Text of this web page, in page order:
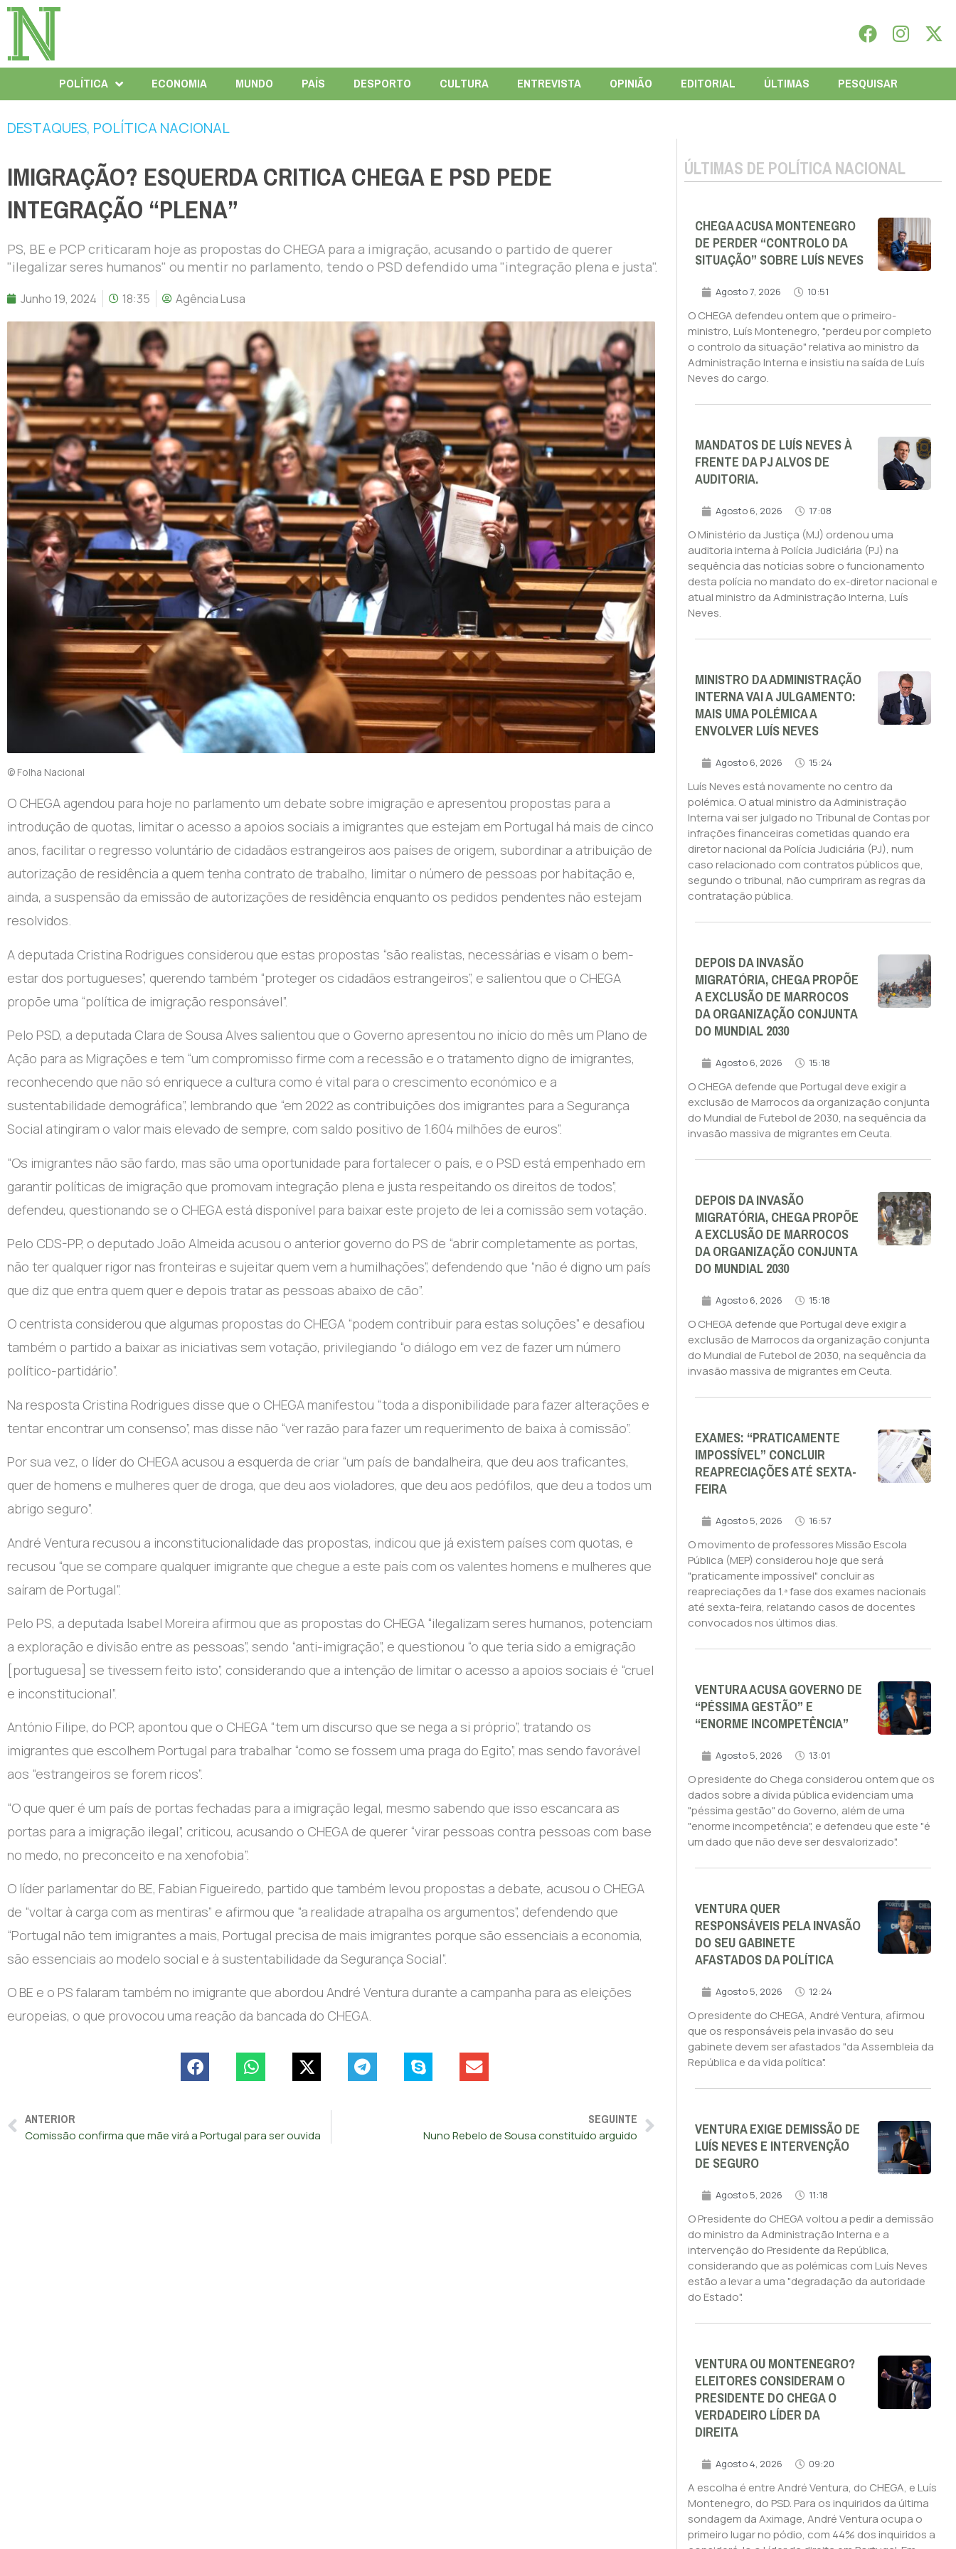
POLÍTICA ECONOMIA MUNDO PAÍS DESPORTO CULTURA ENTREVISTA OPINIÃO EDITORIAL ÚLTIMAS PESQUISAR
DESTAQUES, POLÍTICA NACIONAL
IMIGRAÇÃO? ESQUERDA CRITICA CHEGA E PSD PEDE
INTEGRAÇÃO “PLENA”
PS, BE e PCP criticaram hoje as propostas do CHEGA para a imigração, acusando o partido de querer
"ilegalizar seres humanos" ou mentir no parlamento, tendo o PSD defendido uma "integração plena e justa".
Junho 19, 2024 18:35 Agência Lusa
© Folha Nacional
O CHEGA agendou para hoje no parlamento um debate sobre imigração e apresentou propostas para a
introdução de quotas, limitar o acesso a apoios sociais a imigrantes que estejam em Portugal há mais de cinco
anos, facilitar o regresso voluntário de cidadãos estrangeiros aos países de origem, subordinar a atribuição de
autorização de residência a quem tenha contrato de trabalho, limitar o número de pessoas por habitação e,
ainda, a suspensão da emissão de autorizações de residência enquanto os pedidos pendentes não estejam
resolvidos.
A deputada Cristina Rodrigues considerou que estas propostas “são realistas, necessárias e visam o bem-
estar dos portugueses”, querendo também “proteger os cidadãos estrangeiros”, e salientou que o CHEGA
propõe uma “política de imigração responsável”.
Pelo PSD, a deputada Clara de Sousa Alves salientou que o Governo apresentou no início do mês um Plano de
Ação para as Migrações e tem “um compromisso firme com a recessão e o tratamento digno de imigrantes,
reconhecendo que não só enriquece a cultura como é vital para o crescimento económico e a
sustentabilidade demográfica”, lembrando que “em 2022 as contribuições dos imigrantes para a Segurança
Social atingiram o valor mais elevado de sempre, com saldo positivo de 1.604 milhões de euros”.
“Os imigrantes não são fardo, mas são uma oportunidade para fortalecer o país, e o PSD está empenhado em
garantir políticas de imigração que promovam integração plena e justa respeitando os direitos de todos”,
defendeu, questionando se o CHEGA está disponível para baixar este projeto de lei a comissão sem votação.
Pelo CDS-PP, o deputado João Almeida acusou o anterior governo do PS de “abrir completamente as portas,
não ter qualquer rigor nas fronteiras e sujeitar quem vem a humilhações”, defendendo que “não é digno um país
que diz que entra quem quer e depois tratar as pessoas abaixo de cão”.
O centrista considerou que algumas propostas do CHEGA “podem contribuir para estas soluções” e desafiou
também o partido a baixar as iniciativas sem votação, privilegiando “o diálogo em vez de fazer um número
político-partidário”.
Na resposta Cristina Rodrigues disse que o CHEGA manifestou “toda a disponibilidade para fazer alterações e
tentar encontrar um consenso”, mas disse não “ver razão para fazer um requerimento de baixa à comissão”.
Por sua vez, o líder do CHEGA acusou a esquerda de criar “um país de bandalheira, que deu aos traficantes,
quer de homens e mulheres quer de droga, que deu aos violadores, que deu aos pedófilos, que deu a todos um
abrigo seguro”.
André Ventura recusou a inconstitucionalidade das propostas, indicou que já existem países com quotas, e
recusou “que se compare qualquer imigrante que chegue a este país com os valentes homens e mulheres que
saíram de Portugal”.
Pelo PS, a deputada Isabel Moreira afirmou que as propostas do CHEGA “ilegalizam seres humanos, potenciam
a exploração e divisão entre as pessoas”, sendo “anti-imigração”, e questionou “o que teria sido a emigração
[portuguesa] se tivessem feito isto”, considerando que a intenção de limitar o acesso a apoios sociais é “cruel
e inconstitucional”.
António Filipe, do PCP, apontou que o CHEGA “tem um discurso que se nega a si próprio”, tratando os
imigrantes que escolhem Portugal para trabalhar “como se fossem uma praga do Egito”, mas sendo favorável
aos “estrangeiros se forem ricos”.
“O que quer é um país de portas fechadas para a imigração legal, mesmo sabendo que isso escancara as
portas para a imigração ilegal”, criticou, acusando o CHEGA de querer “virar pessoas contra pessoas com base
no medo, no preconceito e na xenofobia”.
O líder parlamentar do BE, Fabian Figueiredo, partido que também levou propostas a debate, acusou o CHEGA
de “voltar à carga com as mentiras” e afirmou que “a realidade atrapalha os argumentos”, defendendo que
“Portugal não tem imigrantes a mais, Portugal precisa de mais imigrantes porque são essenciais a economia,
são essenciais ao modelo social e à sustentabilidade da Segurança Social”.
O BE e o PS falaram também no imigrante que abordou André Ventura durante a campanha para as eleições
europeias, o que provocou uma reação da bancada do CHEGA.
ANTERIOR
Comissão confirma que mãe virá a Portugal para ser ouvida
SEGUINTE
Nuno Rebelo de Sousa constituído arguido
ÚLTIMAS DE POLÍTICA NACIONAL
CHEGA ACUSA MONTENEGRO
DE PERDER “CONTROLO DA
SITUAÇÃO” SOBRE LUÍS NEVES
Agosto 7, 2026 10:51
O CHEGA defendeu ontem que o primeiro-
ministro, Luís Montenegro, "perdeu por completo
o controlo da situação" relativa ao ministro da
Administração Interna e insistiu na saída de Luís
Neves do cargo.
MANDATOS DE LUÍS NEVES À
FRENTE DA PJ ALVOS DE
AUDITORIA.
Agosto 6, 2026 17:08
O Ministério da Justiça (MJ) ordenou uma
auditoria interna à Polícia Judiciária (PJ) na
sequência das notícias sobre o funcionamento
desta polícia no mandato do ex-diretor nacional e
atual ministro da Administração Interna, Luís
Neves.
MINISTRO DA ADMINISTRAÇÃO
INTERNA VAI A JULGAMENTO:
MAIS UMA POLÉMICA A
ENVOLVER LUÍS NEVES
Agosto 6, 2026 15:24
Luís Neves está novamente no centro da
polémica. O atual ministro da Administração
Interna vai ser julgado no Tribunal de Contas por
infrações financeiras cometidas quando era
diretor nacional da Polícia Judiciária (PJ), num
caso relacionado com contratos públicos que,
segundo o tribunal, não cumpriram as regras da
contratação pública.
DEPOIS DA INVASÃO
MIGRATÓRIA, CHEGA PROPÕE
A EXCLUSÃO DE MARROCOS
DA ORGANIZAÇÃO CONJUNTA
DO MUNDIAL 2030
Agosto 6, 2026 15:18
O CHEGA defende que Portugal deve exigir a
exclusão de Marrocos da organização conjunta
do Mundial de Futebol de 2030, na sequência da
invasão massiva de migrantes em Ceuta.
DEPOIS DA INVASÃO
MIGRATÓRIA, CHEGA PROPÕE
A EXCLUSÃO DE MARROCOS
DA ORGANIZAÇÃO CONJUNTA
DO MUNDIAL 2030
Agosto 6, 2026 15:18
O CHEGA defende que Portugal deve exigir a
exclusão de Marrocos da organização conjunta
do Mundial de Futebol de 2030, na sequência da
invasão massiva de migrantes em Ceuta.
EXAMES: “PRATICAMENTE
IMPOSSÍVEL” CONCLUIR
REAPRECIAÇÕES ATÉ SEXTA-
FEIRA
Agosto 5, 2026 16:57
O movimento de professores Missão Escola
Pública (MEP) considerou hoje que será
"praticamente impossível" concluir as
reapreciações da 1.ª fase dos exames nacionais
até sexta-feira, relatando casos de docentes
convocados nos últimos dias.
VENTURA ACUSA GOVERNO DE
“PÉSSIMA GESTÃO” E
“ENORME INCOMPETÊNCIA”
Agosto 5, 2026 13:01
O presidente do Chega considerou ontem que os
dados sobre a dívida pública evidenciam uma
"péssima gestão" do Governo, além de uma
"enorme incompetência", e defendeu que este "é
um dado que não deve ser desvalorizado".
VENTURA QUER
RESPONSÁVEIS PELA INVASÃO
DO SEU GABINETE
AFASTADOS DA POLÍTICA
Agosto 5, 2026 12:24
O presidente do CHEGA, André Ventura, afirmou
que os responsáveis pela invasão do seu
gabinete devem ser afastados "da Assembleia da
República e da vida política".
VENTURA EXIGE DEMISSÃO DE
LUÍS NEVES E INTERVENÇÃO
DE SEGURO
Agosto 5, 2026 11:18
O Presidente do CHEGA voltou a pedir a demissão
do ministro da Administração Interna e a
intervenção do Presidente da República,
considerando que as polémicas com Luís Neves
estão a levar a uma "degradação da autoridade
do Estado".
VENTURA OU MONTENEGRO?
ELEITORES CONSIDERAM O
PRESIDENTE DO CHEGA O
VERDADEIRO LÍDER DA
DIREITA
Agosto 4, 2026 09:20
A escolha é entre André Ventura, do CHEGA, e Luís
Montenegro, do PSD. Para os inquiridos da última
sondagem da Aximage, André Ventura ocupa o
primeiro lugar no pódio, com 44% dos inquiridos a